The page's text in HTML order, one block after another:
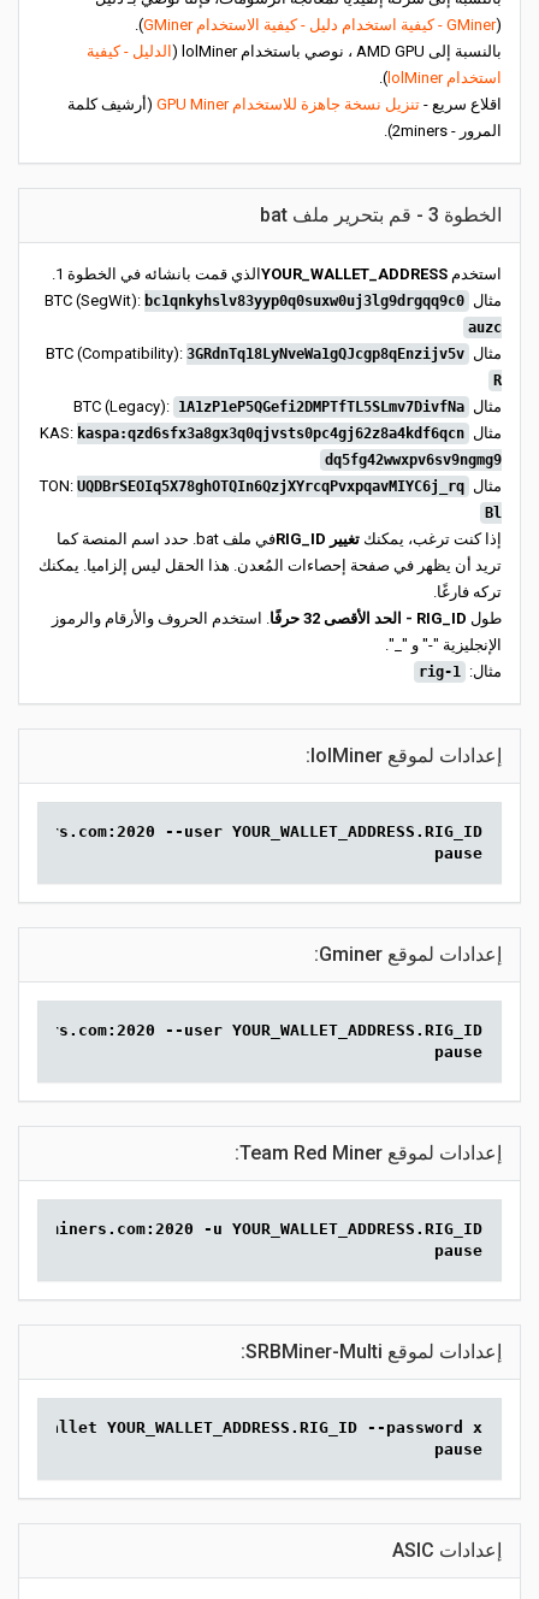
(GMiner - كيفية استخدام دليل - كيفية الاستخدام GMiner
).
بالنسبة إلى AMD GPU ، نوصي باستخدام lolMiner (
الدليل - كيفية
استخدام lolMiner
).
اقلاع سريع - تنزيل نسخة جاهزة للاستخدام GPU Miner
(أرشيف كلمة
المرور - 2miners).
الخطوة 3 - قم بتحرير ملف bat
استخدم YOUR_WALLET_ADDRESSالذي قمت بانشائه في الخطوة 1.
مثال BTC (SegWit): bc1qnkyhslv83yyp0q0suxw0uj3lg9drgqq9c0
auzc
مثال BTC (Compatibility): 3GRdnTq18LyNveWa1gQJcgp8qEnzijv5v
R
مثال BTC (Legacy): 1A1zP1eP5QGefi2DMPTfTL5SLmv7DivfNa
مثال KAS: kaspa:qzd6sfx3a8gx3q0qjvsts0pc4gj62z8a4kdf6qcn
dq5fg42wwxpv6sv9ngmg9
مثال TON: UQDBrSEOIq5X78ghOTQIn6QzjXYrcqPvxpqavMIYC6j_rq
Bl
إذا كنت ترغب، يمكنك تغيير RIG_ID
في ملف bat. حدد اسم المنصة كما
تريد أن يظهر في صفحة إحصاءات المُعدن. هذا الحقل ليس إلزاميا. يمكنك
تركه فارغًا.
طول RIG_ID - الحد الأقصى 32 حرفًا
. استخدم الحروف والأرقام والرموز
الإنجليزية "-" و "_".
مثال: rig-1
إعدادات لموقع lolMiner:
--user YOUR_WALLET_ADDRESS.RIG_ID
pause
إعدادات لموقع Gminer:
--user YOUR_WALLET_ADDRESS.RIG_ID
pause
إعدادات لموقع Team Red Miner:
-u YOUR_WALLET_ADDRESS.RIG_ID
pause
إعدادات لموقع SRBMiner-Multi:
YOUR_WALLET_ADDRESS.RIG_ID --password x
pause
إعدادات ASIC